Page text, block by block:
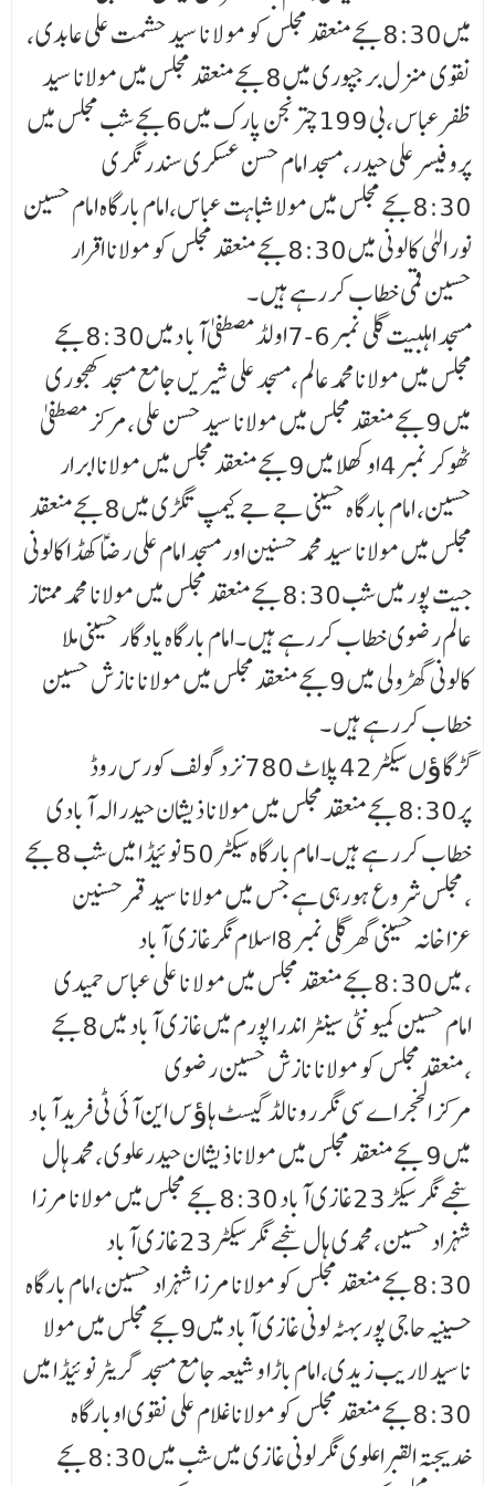
میں 8:30بجے منعقد مجلس کو مو لا نا سید حشمت علی عابدی ،
نقوی منزل برجپوری میں 8بجے منعقد مجلس میں مولانا سید
ظفر عباس ،بی 199چترنجن پارک میں 6بجے شب مجلس میں
پرو فیسرعلی حیدر ،مسجد امام حسن عسکری سندر نگر ی
8:30بجے مجلس میں مولاشباہت عباس،امام بارگاہ امام حسین
نور الہٰی کالونی میں 8:30بجے منعقد مجلس کو مولانا اقرار
حسین قمی خطاب کر رہے ہیں ۔
مسجد اہلبیت گلی نمبر 6-7اولڈ مصطفی آبا دمیں 8:30بجے
مجلس میں مولانامحمد عالم ،مسجد علی شیریں جامع مسجد کھجوری
میں 9بجے منعقد مجلس میں مولانا سید حسن علی ،مرکز مصطفی
ٹھوکر نمبر 4اوکھلا میں 9بجے منعقد مجلس میں مولانا ابرار
حسین، امام بارگاہ حسینی جے جے کیمپ تگڑی میں 8بجے منعقد
مجلس میں مولانا سید محمد حسنین اور مسجد امام علی رضاؑ کھڈا کالونی
جیت پور میں شب8:30بجے منعقد مجلس میں مولانا محمد ممتاز
عالم رضوی خطاب کر رہے ہیں ۔امام بارگاہ یاد گار حسینی ملا
کالونی گھڑولی میں 9بجے منعقد مجلس میں مولانا نازش حسین
خطاب کر رہے ہیں ۔
گڑگاﺅں سیکٹر 42پلاٹ 780نزد گولف کورس روڈ
پر8:30بجے منعقد مجلس میں مولانا ذیشان حیدر الہ آبادی
خطاب کر ر ہے ہیں۔امام بارگاہ سیکٹر 50نوئیڈ ا میں شب 8بجے
مجلس شروع ہورہی ہے جس میں مولانا سید قمر حسنین ،
عزا خانہ حسینی گھر گلی نمبر 8اسلام نگرغازی آباد
میں 8:30بجے منعقد مجلس میں مو لا نا علی عباس حمیدی ،
امام حسین کمیونٹی سینٹر اندرا پورم میں غازی آباد میں 8بجے
منعقد مجلس کو مولانا نازش حسین رضوی ،
مرکز الخجراے سی نگر رونالڈ گیسٹ ہاﺅس این آئی ٹی فرید آباد
میں 9 بجے منعقد مجلس میں مولانا ذیشان حیدر علوی ،محمد ہال
سنجے نگر سیکڑ 23غازی آباد 8:30 بجے مجلس میں مولانا مرزا
شہزاد حسین ،محمدی ہال سنجے نگر سیکٹر 23غازی آباد
8:30بجے منعقد مجلس کو مولانا مرزا شہزاد حسین ،امام بارگاہ
حسینیہ حاجی پور بہٹہ لونی غازی آباد میں9بجے مجلس میں مولا
ناسید لاریب زیدی،امام باڑا و شیعہ جامع مسجد گریٹر نوئیڈ ا میں
8:30بجے منعقد مجلس کو مولانا غلام علی نقوی اوبارگاہ
خدیجتہ القبراعلوی نگر لونی غازی میں شب میں 8:30بجے